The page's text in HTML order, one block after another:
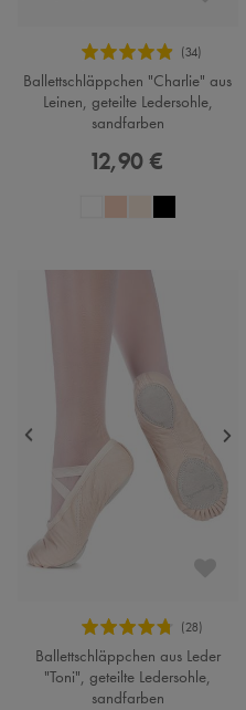
Ballettschläppchen "Charlie" aus
Leinen, geteilte Ledersohle,
sandfarben
12,90 €
Ballettschläppchen aus Leder
"Toni", geteilte Ledersohle,
sandfarben